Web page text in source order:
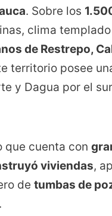
. Sobre los
clima
de Restrepo,
territorio posee
y Dagua por el
que cuenta con
viviendas,
de tumbas de